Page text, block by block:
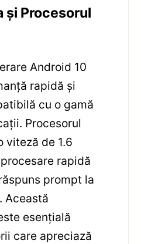
și Procesorul
Android 10
rapidă și
cu o gamă
Procesorul
viteză de 1.6
rapidă
prompt la
Această
esențială
care apreciază